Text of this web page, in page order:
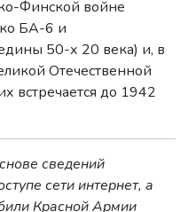
Финской войне
БА-6 и
50-х 20 века) и, в
Отечественной
встречается до 1942
сведений
сети интернет, а
Красной Армии